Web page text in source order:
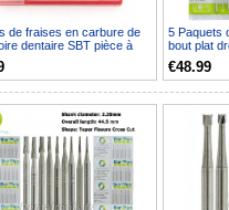
de fraises en carbure de
dentaire SBT pièce à
f...
5 Paquets
bout plat
555 556
€48.99